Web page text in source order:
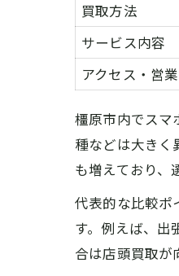
買取方法
サービス内容
アクセス・営
橿原市内でスマ
種などは大きく
も増えており、
代表的な比較ポ
す。例えば、出
合は店頭買取が